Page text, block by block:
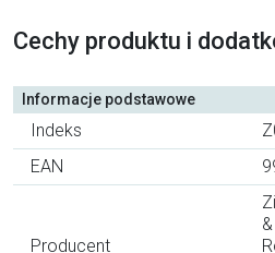
Cechy produktu i
Informacje podstawowe
Indeks
EAN
Producent